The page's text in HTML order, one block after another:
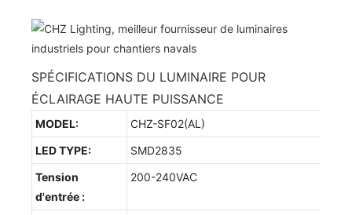
SPÉCIFICATIONS DU LUMINAIRE POUR
ÉCLAIRAGE HAUTE PUISSANCE
MODEL:
CHZ-SF02(AL)
LED TYPE:
SMD2835
Tension
d'entrée :
200-240VAC